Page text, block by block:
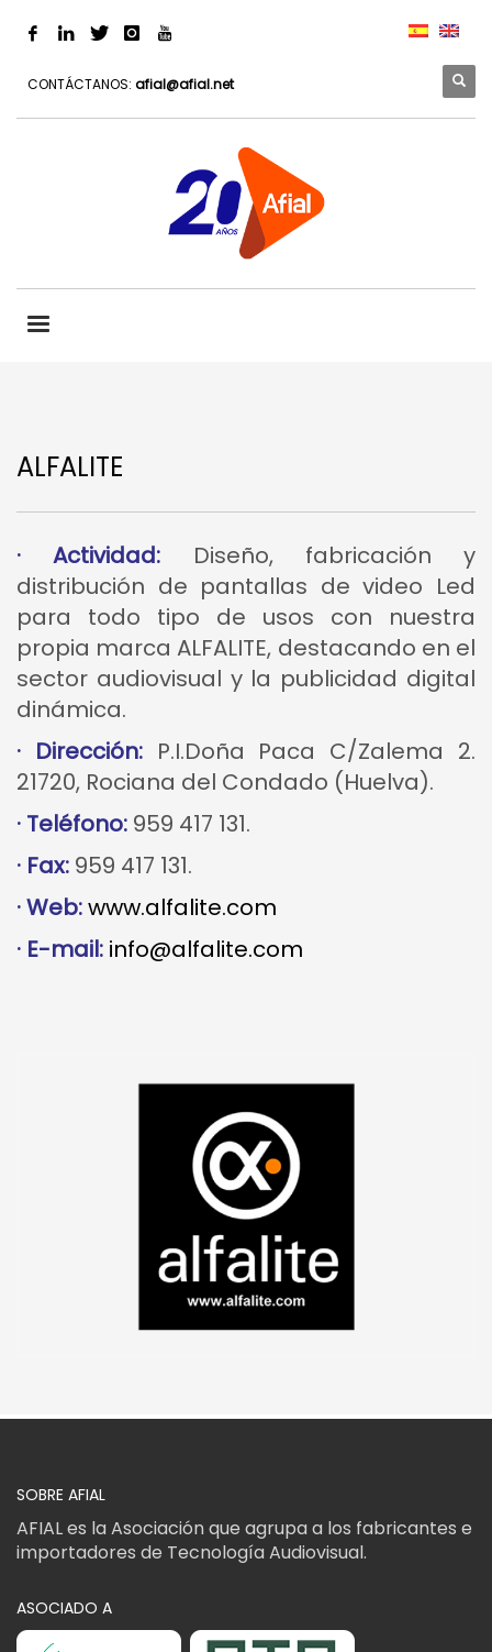
CONTÁCTANOS: afial@afial.net
ALFALITE
· Actividad: Diseño, fabricación y
distribución de pantallas de video Led
para todo tipo de usos con nuestra
propia marca ALFALITE, destacando en el
sector audiovisual y la publicidad digital
dinámica.
· Dirección:P.I.Doña Paca C/Zalema 2.
21720, Rociana del Condado (Huelva).
· Teléfono: 959 417 131.
· Fax: 959 417 131.
· Web:www.alfalite.com
· E-mail: info@alfalite.com
SOBRE AFIAL
AFIAL es la Asociación que agrupa a los fabricantes e
importadores de Tecnología Audiovisual.
ASOCIADO A